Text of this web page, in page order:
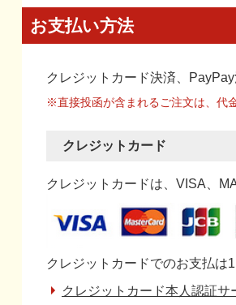
お支払い方法
クレジットカード決済、
※直接投函が含まれるご注文は、代
クレジットカード
クレジットカードは、VISA、
クレジットカードでのお支払は
クレジットカード本人認証